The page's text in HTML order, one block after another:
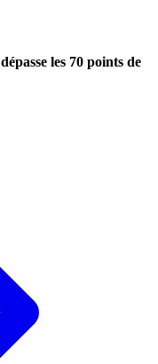
les 70 points de